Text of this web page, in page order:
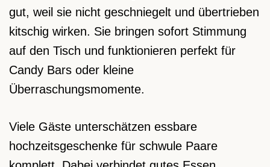
gut, weil sie nicht geschniegelt und übertrieben
kitschig wirken. Sie bringen sofort Stimmung
auf den Tisch und funktionieren perfekt für
Candy Bars oder kleine
Überraschungsmomente.
Viele Gäste unterschätzen essbare
hochzeitsgeschenke für schwule Paare